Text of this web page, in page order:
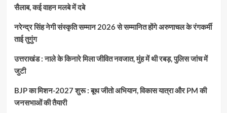
सैलाब, कई वाहन मलबे में दबे
नरेन्द्र सिंह नेगी संस्कृति सम्मान 2026 से सम्मानित होंगे अरुणाचल के रंगकर्मी
ताई तुगुंग
उत्तराखंड : नाले के किनारे मिला जीवित नवजात, मुंह में थी रबड़, पुलिस जांच में
जुटी
BJP का मिशन-2027 शुरू : बूथ जीतो अभियान, विकास यात्रा और PM की
जनसभाओं की तैयारी